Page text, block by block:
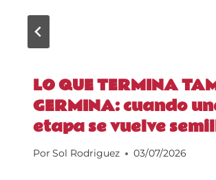
LO QUE TERMINA
GERMINA: cuando
etapa se vuelve
Por Sol Rodriguez 03/07/2026